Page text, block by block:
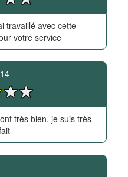
travaillé avec cette
votre service
très bien, je suis très